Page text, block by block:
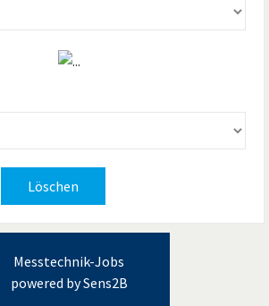
Löschen
Messtechnik-Jobs
powered by Sens2B